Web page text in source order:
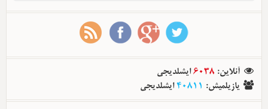
آنلاین:
6038ایشلدیجی
یازیلمیش:
40811ایشلدیجی